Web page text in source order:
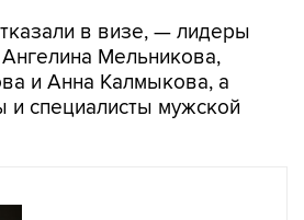
в визе, — лидеры
Мельникова,
и Анна Калмыкова, а
и специалисты мужской